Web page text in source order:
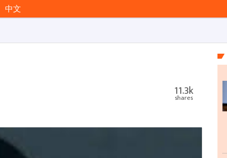
中文
11.3k
shares